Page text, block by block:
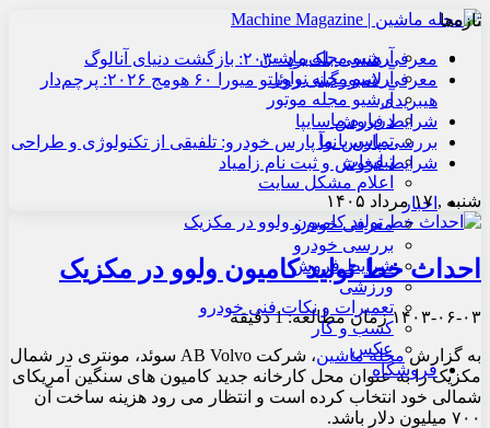
آرشیو مجله ماشین
آرشیو مجله نوآور
آرشیو مجله موتور
درباره ما
تماس با ما
تبلیغات
اعلام مشکل سایت
اخبار
معرفی خودرو
بررسی خودرو
شرایط فروش
ورزشی
تعمیرات و نکات فنی خودرو
کسب و کار
عکس
فروشگاه
تازه‌ها
معرفی هنسی بلک‌برد ۲۰۳۰: بازگشت دنیای آنالوگ
معرفی لامبورگینی روئلتو میورا ۶۰ هومج ۲۰۲۶: پرچم‌دار
هیبریدی
شرایط فروش سایپا
بررسی پارس نوآ پارس خودرو: تلفیقی از تکنولوژی و طراحی
شرایط فروش و ثبت نام زامیاد
شنبه , ۱۷ مرداد ۱۴۰۵
احداث خط تولید کامیون ولوو در مکزیک
۱۴۰۳-۰۶-۰۳زمان مطالعه: 1 دقیقه
به گزارشمجله ماشین
، شرکت AB Volvo سوئد، مونتری در شمال
مکزیک را به عنوان محل کارخانه جدید کامیون های سنگین آمریکای
شمالی خود انتخاب کرده است و انتظار می رود هزینه ساخت آن
۷۰۰ میلیون دلار باشد.